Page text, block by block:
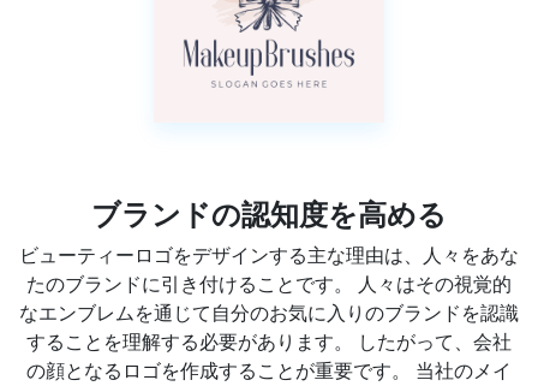
ブランドの認知度を高める
ビューティーロゴをデザインする主な理由は、人々をあな
たのブランドに引き付けることです。 人々はその視覚的
なエンブレムを通じて自分のお気に入りのブランドを認識
することを理解する必要があります。 したがって、会社
の顔となるロゴを作成することが重要です。 当社のメイ